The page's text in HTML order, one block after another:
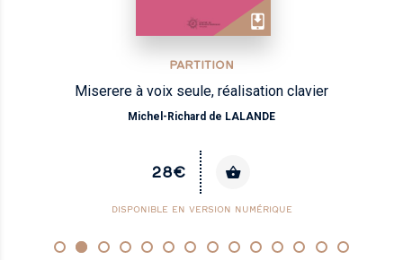
PARTITION
Miserere à voix seule, réalisation clavier
Michel-Richard de LALANDE
28€
DISPONIBLE EN VERSION NUMÉRIQUE